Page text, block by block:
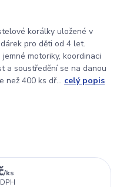
korálky uložené v
pro děti od 4 let.
motoriky, koordinaci
a soustředění se na danou
než 400 ks dř... celý popis
/ks